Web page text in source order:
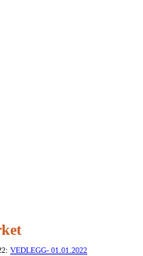
VEDLEGG- 01.01.2022